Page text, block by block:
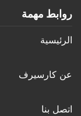
روابط مهمة
الرئيسية
عن كارسيرف
اتصل بنا